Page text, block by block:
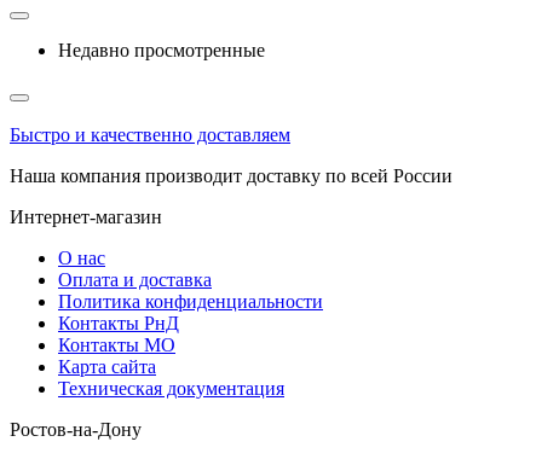
Недавно просмотренные
Быстро и качественно доставляем
Наша компания производит доставку по всей России
Интернет-магазин
О нас
Оплата и доставка
Политика конфиденциальности
Контакты РнД
Контакты МО
Карта сайта
Техническая документация
Ростов-на-Дону